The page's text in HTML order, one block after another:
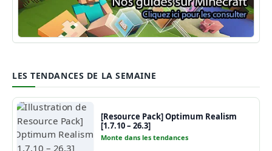
Guide Minecraft
LES TENDANCES DE LA SEMAINE
[Resource Pack] Optimum Realism
[1.7.10 – 26.3]
Monte dans les tendances